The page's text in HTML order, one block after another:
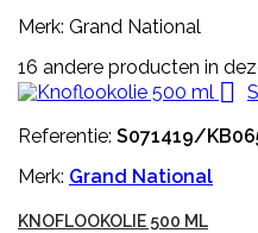
Merk: Grand National
16 andere producten in

Referentie: S071419/
Merk: Grand National
KNOFLOOKOLIE 500 ML